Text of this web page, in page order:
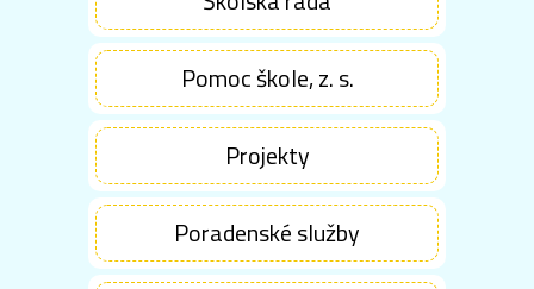
Pomoc škole, z. s.
Projekty
Poradenské služby